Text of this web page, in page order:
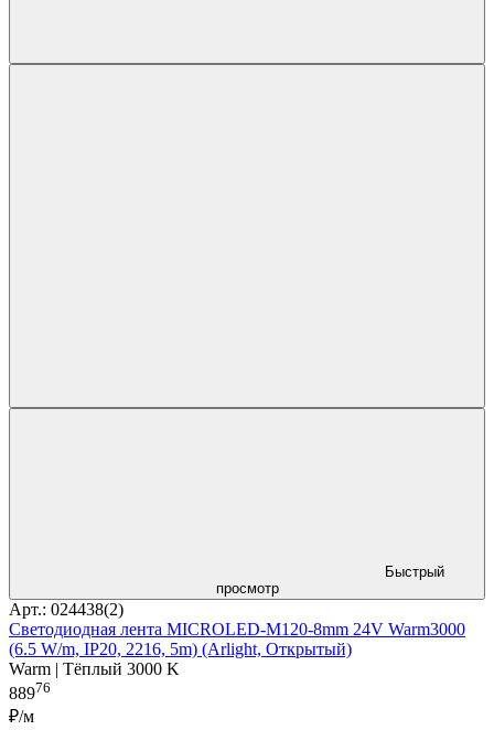
Быстрый
просмотр
Арт.: 024438(2)
Светодиодная лента MICROLED-M120-8mm 24V Warm3000
(6.5 W/m, IP20, 2216, 5m) (Arlight, Открытый)
Warm | Тёплый 3000 K
88976
₽/м